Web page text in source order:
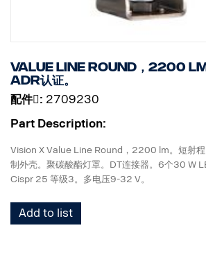
Value line Round，2200 lm
ADR认证。
配件􀌸: 2709230
Part Description:
Vision X Value Line Round，2200 lm。短射
制外壳。聚碳酸酯灯罩。DT连接器。6个30 W
Cispr 25 等级3。多电压9-32 V。
高131 mm x 宽110 mm x 直径60 mm。
Add to list